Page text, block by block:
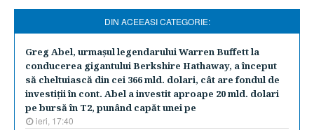
DIN ACEEASI CATEGORIE:
Greg Abel, urmaşul legendarului Warren Buffett la
conducerea gigantului Berkshire Hathaway, a început
să cheltuiască din cei 366 mld. dolari, cât are fondul de
investiţii în cont. Abel a investit aproape 20 mld. dolari
pe bursă în T2, punând capăt unei pe
ieri, 17:40